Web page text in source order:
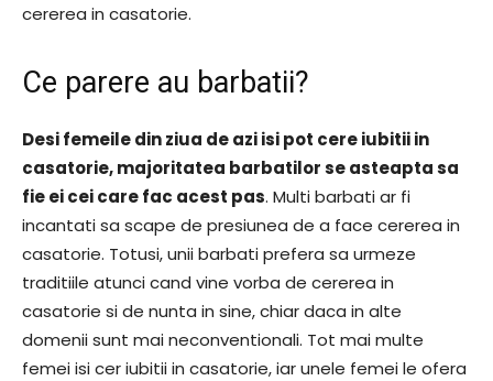
cererea in casatorie.
Ce parere au barbatii?
Desi femeile din ziua de azi isi pot cere iubitii in
casatorie, majoritatea barbatilor se asteapta sa
fie ei cei care fac acest pas. Multi barbati ar fi
incantati sa scape de presiunea de a face cererea in
casatorie. Totusi, unii barbati prefera sa urmeze
traditiile atunci cand vine vorba de cererea in
casatorie si de nunta in sine, chiar daca in alte
domenii sunt mai neconventionali. Tot mai multe
femei isi cer iubitii in casatorie, iar unele femei le ofera